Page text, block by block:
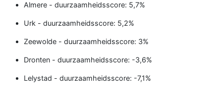
Almere - duurzaamheidsscore: 5,7%
Urk - duurzaamheidsscore: 5,2%
Zeewolde - duurzaamheidsscore: 3%
Dronten - duurzaamheidsscore: -3,6%
Lelystad - duurzaamheidsscore: -7,1%